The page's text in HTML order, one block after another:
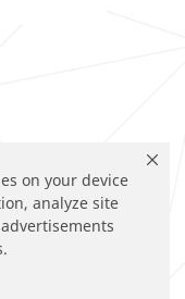
on your device
analyze site